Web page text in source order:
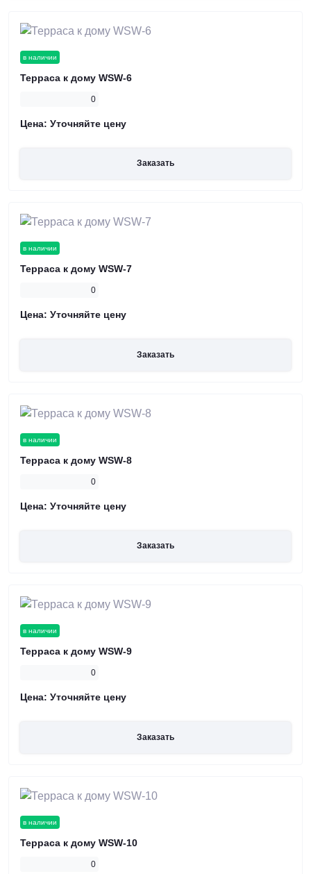
в наличии
Терраса к дому WSW-6
0
Цена: Уточняйте цену
Заказать
в наличии
Терраса к дому WSW-7
0
Цена: Уточняйте цену
Заказать
в наличии
Терраса к дому WSW-8
0
Цена: Уточняйте цену
Заказать
в наличии
Терраса к дому WSW-9
0
Цена: Уточняйте цену
Заказать
в наличии
Терраса к дому WSW-10
0